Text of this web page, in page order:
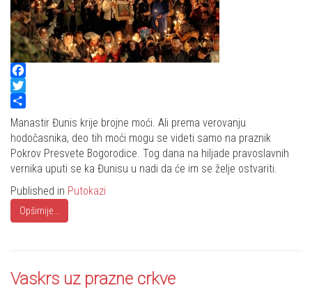
Facebook
Twitter
Share
Manastir Đunis krije brojne moći. Ali prema verovanju
hodočasnika, deo tih moći mogu se videti samo na praznik
Pokrov Presvete Bogorodice. Tog dana na hiljade pravoslavnih
vernika uputi se ka Đunisu u nadi da će im se želje ostvariti.
Published in Putokazi
Opširnije...
Vaskrs uz prazne crkve